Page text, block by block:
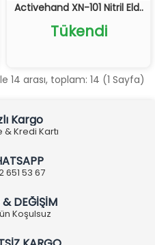
Activehand XN-101 Nitril Eld..
Tükendi
14 arası, toplam: 14 (1 Sayfa)
Kargo
& Kredi Kartı
651 53 67
& DEĞİŞİM
Koşulsuz